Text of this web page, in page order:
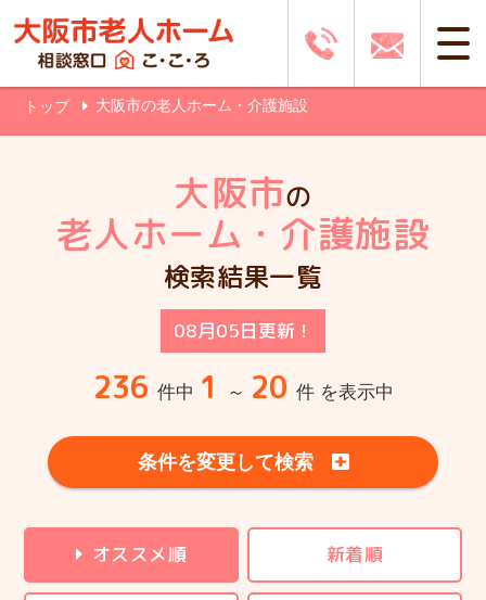
トップ 大阪市の老人ホーム・介護施設
大阪市の
老人ホーム・介護施設
検索結果一覧
08月05日更新！
236 件中 1 ～ 20 件 を表示中
条件を変更して検索
オススメ順 新着順